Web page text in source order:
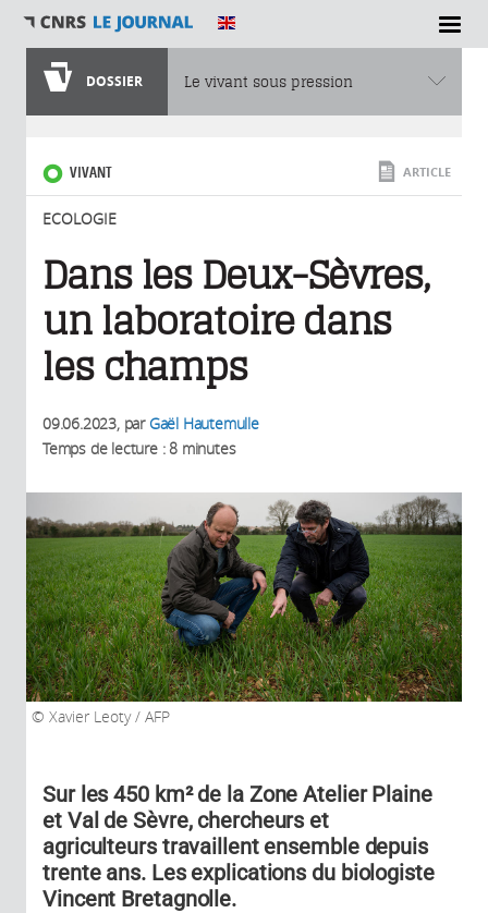
SECTIONS
DOSSIER Le vivant sous pression
VIVANT
ECOLOGIE
ARTICLE
Dans les Deux-Sèvres,
un laboratoire dans
les champs
09.06.2023, par Gaël Hautemulle
Temps de lecture : 8 minutes
Xavier Leoty / AFP
Sur les 450 km² de la Zone Atelier Plaine
et Val de Sèvre, chercheurs et
agriculteurs travaillent ensemble depuis
trente ans. Les explications du biologiste
Vincent Bretagnolle.